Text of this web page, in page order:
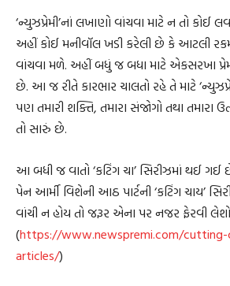
‘ન્યુઝપ્રેમી’નાં લખાણો વાંચવા માટે ન તો
અહીં કોઈ મનીવૉલ ખડી કરેલી છે કે આટલી
વાંચવા મળે. અહીં બધું જ બધા માટે એકસરખા
છે. આ જ રીતે કારભાર ચાલતો રહે તે માટે
પણ તમારી શક્તિ, તમારા સંજોગો તથા તમારા
તો સારું છે.
આ બધી જ વાતો ‘કટિંગ ચા’ સિરીઝમાં થઈ ગઈ
પેન આર્મી વિશેની આઠ પાર્ટની ‘કટિંગ ચાય’
વાંચી ન હોય તો જરૂર એના પર નજર ફેરવી
(https://www.newspremi.com/cutting-
articles/)